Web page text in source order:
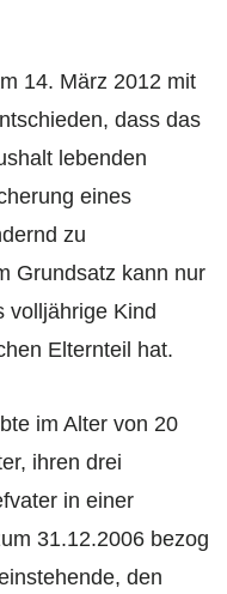
14. März 2012 mit
dass das
lebenden
eines
zu
Grundsatz kann nur
volljährige Kind
Elternteil hat.
im Alter von 20
ihren drei
in einer
31.12.2006 bezog
den